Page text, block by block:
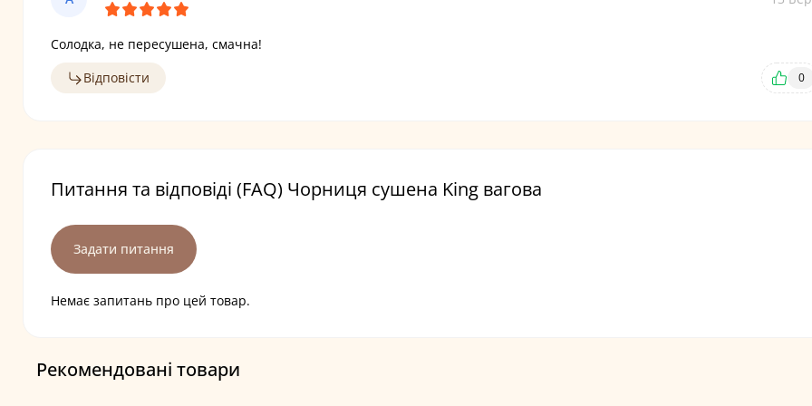
Солодка, не пересушена, смачна!
Відповісти
0
Питання та відповіді (FAQ) Чорниця сушена King вагова
Задати питання
Немає запитань про цей товар.
Рекомендовані товари